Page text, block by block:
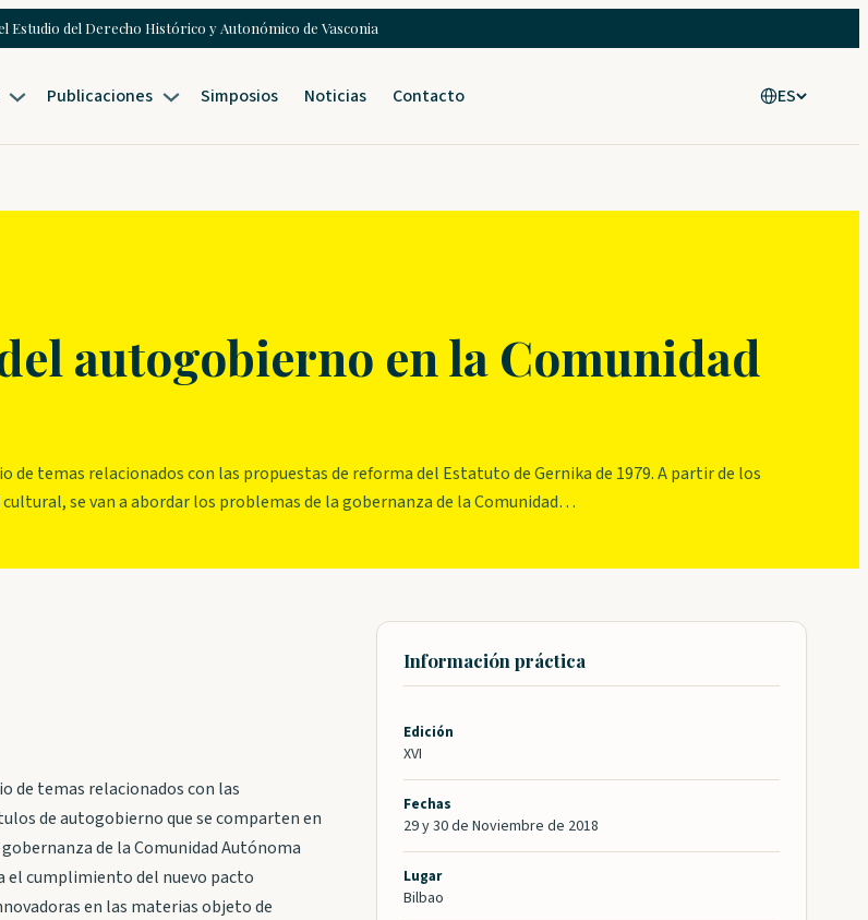
Estudio del Derecho Histórico y Autonómico de Vasconia
Publicaciones Simposios Noticias Contacto ES
autogobierno en la Comunidad
de temas relacionados con las propuestas de reforma del Estatuto de Gernika de 1979. A partir de los
se van a abordar los problemas de la gobernanza de la Comunidad…
de temas relacionados con las
de autogobierno que se comparten en
de la Comunidad Autónoma
el cumplimiento del nuevo pacto
en las materias objeto de
Información práctica
Edición
XVI
Fechas
29 y 30 de Noviembre de 2018
Lugar
Bilbao